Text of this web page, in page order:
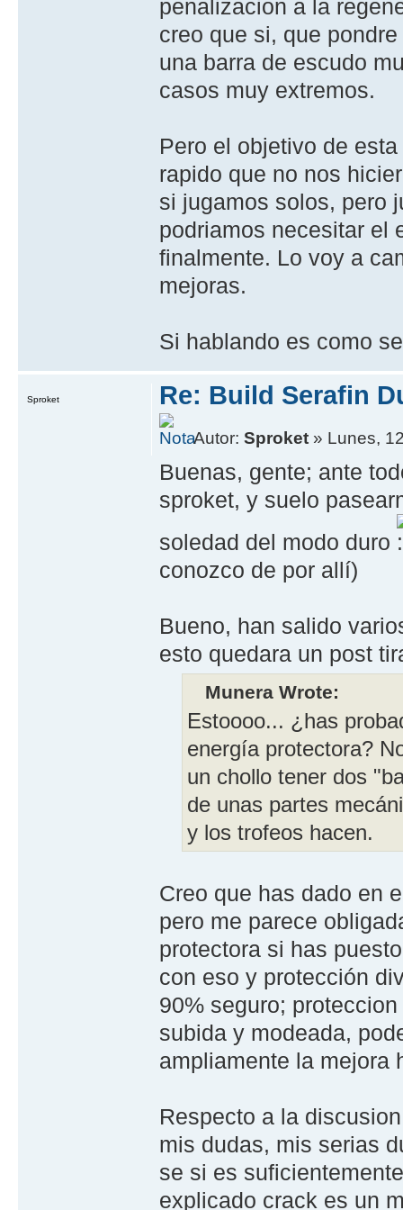
penalizacion a la
creo que si, que
una barra de escudo
casos muy extremos.
Pero el objetivo de
rapido que no nos
si jugamos solos, pero
podriamos necesitar el
finalmente. Lo voy a
mejoras.
Si hablando es como
Re: Build Serafin
Autor:Sproket » Lunes,
Buenas, gente; ante
sproket, y suelo
soledad del modo duro
conozco de por allí)
Bueno, han salido
esto quedara un post
Munera Wrote:
Estoooo... ¿has
energía protectora?
un chollo tener dos
de unas partes
y los trofeos hacen.
Creo que has dado en
pero me parece
protectora si has
con eso y protección
90% seguro;
subida y modeada,
ampliamente la mejora
Respecto a la
mis dudas, mis serias
se si es
explicado crack es un
Sproket